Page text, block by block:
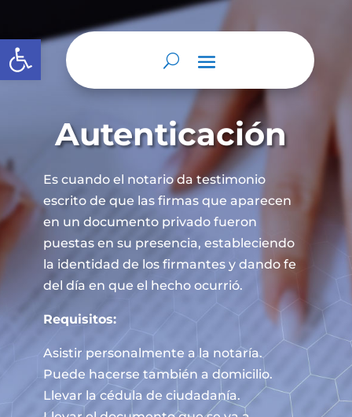
Abrir barra de herramientas
Autenticación
Es cuando el notario da testimonio
escrito de que las firmas que aparecen
en un documento privado fueron
puestas en su presencia, estableciendo
la identidad de los firmantes y dando fe
del día en que el hecho ocurrió.
Requisitos:
Asistir personalmente a la notaría.
Puede hacerse también a domicilio.
Llevar la cédula de ciudadanía.